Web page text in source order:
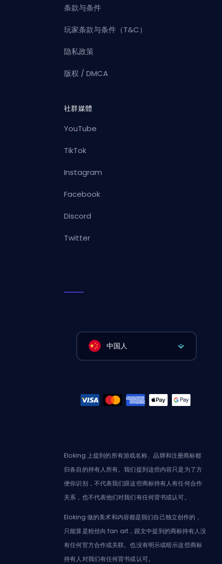
条款与条件
玩家条款与条件（T&C）
隐私政策
版权 / DMCA
社群媒體
YouTube
TikTok
Instagram
Facebook
Discord
Twitter
中国人
Eloking 上提到的所有游戏名称、品牌和注册商标都
归各自的持有人所有。我们提到这些内容只是为了方
便你识别，不代表我们跟这些商标持有人有任何合作
关系，也不代表他们对我们有任何背书或认可。
Eloking 做的美术和内容都是我们自己独立创作的，
只能算是粉丝向 fan art，跟文中提到的商标持有人没
有任何官方合作或关联。也没有明示或暗示这些商标
持有人对我们有任何背书或认可。